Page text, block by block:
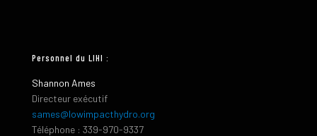
Personnel du LIHI :
Shannon Ames
Directeur exécutif
sames@lowimpacthydro.org
Téléphone : 339-970-9337